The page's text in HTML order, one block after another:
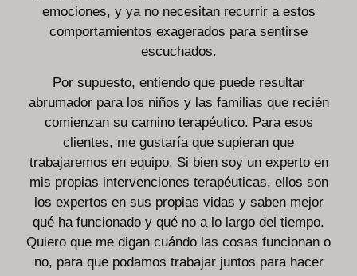
emociones, y ya no necesitan recurrir a estos
comportamientos exagerados para sentirse
escuchados.
Por supuesto, entiendo que puede resultar
abrumador para los niños y las familias que recién
comienzan su camino terapéutico. Para esos
clientes, me gustaría que supieran que
trabajaremos en equipo. Si bien soy un experto en
mis propias intervenciones terapéuticas, ellos son
los expertos en sus propias vidas y saben mejor
qué ha funcionado y qué no a lo largo del tiempo.
Quiero que me digan cuándo las cosas funcionan o
no, para que podamos trabajar juntos para hacer